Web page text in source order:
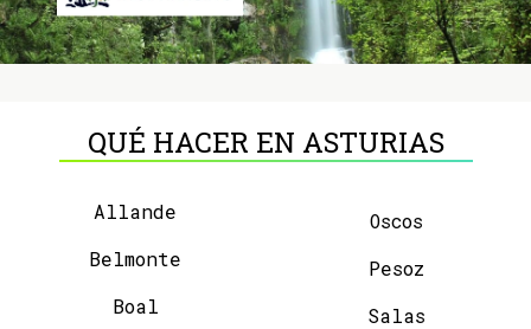
QUÉ HACER EN ASTURIAS
Allande
Belmonte
Boal
Oscos
Pesoz
Salas